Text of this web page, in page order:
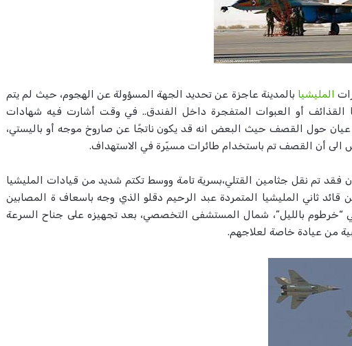
المليشيا بالمدينة عاجزة عن تحديد الجهة المسؤولة عن الهجوم، حيث لم يتم
القذائف أو العبوات المتفجرة داخل الفندق.. في وقت أشارت فيه شهادات
عيان حول القصف حيث البعض انه قد يكون ناتجًا عن صاروخ موجه أو باليستي،
الى أن القصف تم باستخدام طائرات مسيّرة في الاستهداف.
فقد تم نقل جثامين القتلي،بسرية تامة ووسط تكتم شديد من قيادات المليشيا
قائد ثاني المليشيا المتمردة عبد الرحيم دقلو الذي وجه باسعاف ة المصابين
“خرطوم بالليل”، شمال المستشفى التخصصي، بعد تجهيزه على جناح السرعة
من عيادة خاصة لعلاجهم.